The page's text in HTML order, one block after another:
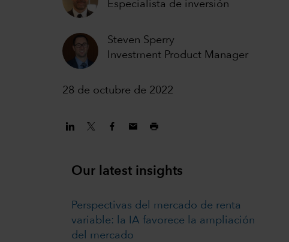
Especialista de inversión
Steven Sperry
Investment Product Manager
28 de octubre de 2022
Our latest insights
Perspectivas del mercado de renta
variable: la IA favorece la ampliación
del mercado